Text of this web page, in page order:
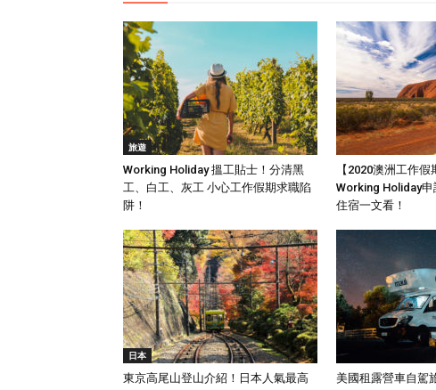
旅遊
Working Holiday 搵工貼士！分清黑
工、白工、灰工 小心工作假期求職陷
阱！
【2020澳洲工作
Working Holiday
住宿一文看！
日本
東京高尾山登山介紹！日本人氣最高
美國租露營車自駕